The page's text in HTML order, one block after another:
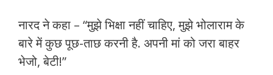
नारद ने कहा – “मुझे भिक्षा नहीं चाहिए, मुझे भोलाराम के
बारे में कुछ पूछ-ताछ करनी है. अपनी मां को जरा बाहर
भेजो, बेटी!”